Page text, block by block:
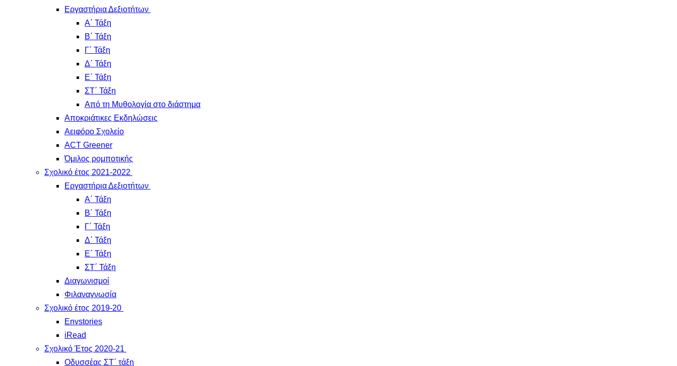
Εργαστήρια Δεξιοτήτων
Α΄ Τάξη
Β΄ Τάξη
Γ΄ Τάξη
Δ΄ Τάξη
Ε΄ Τάξη
ΣΤ΄ Τάξη
Από τη Μυθολογία στο διάστημα
Αποκριάτικες Εκδηλώσεις
Αειφόρο Σχολείο
ACT Greener
Όμιλος ρομποτικής
Σχολικό έτος 2021-2022
Εργαστήρια Δεξιοτήτων
Α΄ Τάξη
Β΄ Τάξη
Γ΄ Τάξη
Δ΄ Τάξη
Ε΄ Τάξη
ΣΤ΄ Τάξη
Διαγωνισμοί
Φιλαναγνωσία
Σχολικό έτος 2019-20
Envstories
iRead
Σχολικό Έτος 2020-21
Οδυσσέας ΣΤ΄ τάξη